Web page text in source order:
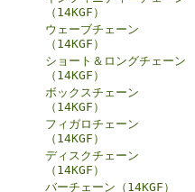
（14KGF）
ウェーブチェーン
（14KGF）
ショート＆ロングチェーン
（14KGF）
ボックスチェーン
（14KGF）
フィガロチェーン
（14KGF）
ディスクチェーン
（14KGF）
バーチェーン（14KGF）